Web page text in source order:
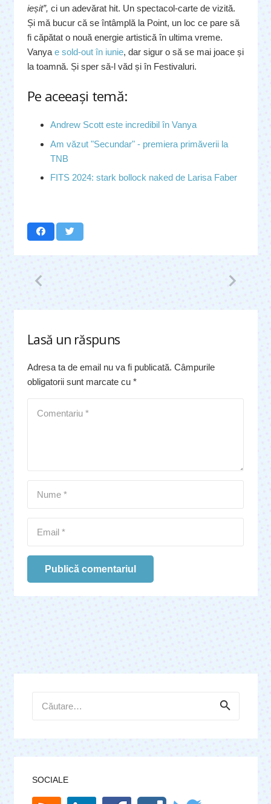
ieșit”, ci un adevărat hit. Un spectacol-carte de vizită.
Și mă bucur că se întâmplă la Point, un loc ce pare să
fi căpătat o nouă energie artistică în ultima vreme.
Vanya e sold-out în iunie, dar sigur o să se mai joace și
la toamnă. Și sper să-l văd și în Festivaluri.
Pe aceeaşi temă:
Andrew Scott este incredibil în Vanya
Am văzut "Secundar" - premiera primăverii la
TNB
FITS 2024: stark bollock naked de Larisa Faber
Lasă un răspuns
Adresa ta de email nu va fi publicată. Câmpurile
obligatorii sunt marcate cu *
Publică comentariul
după:
SOCIALE